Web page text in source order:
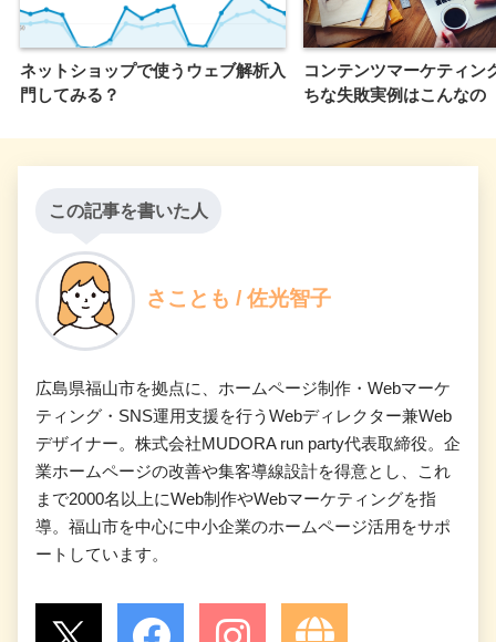
ネットショップで使うウェブ解析入
門してみる？
コンテンツマーケティン
ちな失敗実例はこんなの
この記事を書いた人
さことも / 佐光智子
広島県福山市を拠点に、ホームページ制作・Webマーケ
ティング・SNS運用支援を行うWebディレクター兼Web
デザイナー。株式会社MUDORA run party代表取締役。企
業ホームページの改善や集客導線設計を得意とし、これ
まで2000名以上にWeb制作やWebマーケティングを指
導。福山市を中心に中小企業のホームページ活用をサポ
ートしています。